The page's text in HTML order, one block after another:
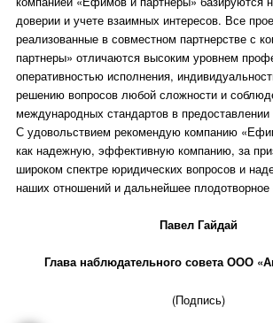
доверии и учете взаимных интересов. Все
реализованные в совместном партнерстве с
партнеры» отличаются высоким уровнем
оперативностью исполнения,
решению вопросов любой сложности и
международных стандартов в
С удовольствием рекомендую компанию
как надежную, эффективную компанию, за
широком спектре юридических вопросов и
наших отношений и дальнейшее плодотворное
Павел Гайдай
Глава наблюдательного совета ООО
(Подпись)